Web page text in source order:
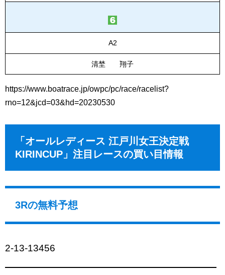
A2
清埜 翔子
https://www.boatrace.jp/owpc/pc/race/racelist?
rno=12&jcd=03&hd=20230530
「オールレディース 江戸川女王決定戦
KIRINCUP」注目レースの買い目情報
3Rの無料予想
2-13-13456